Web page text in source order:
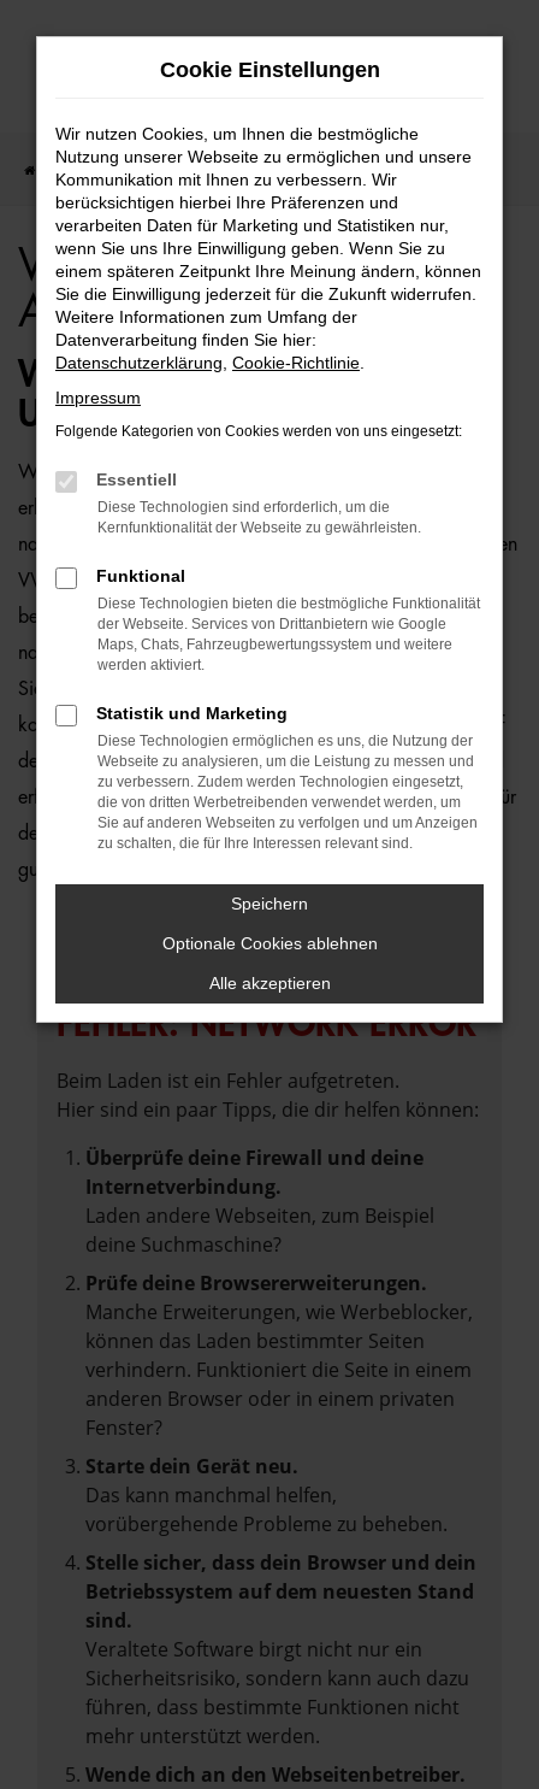
Zum
Startseite Rostock VW VW up! für Rostock Top Angebote
VW up! für Rostock Top
Angebote
WIE WÄRE ES MIT EINEM VW
UP! FÜR ROSTOCK?
Wer zu uns und damit zur Auto-Familie Ostermaier kommt,
erhält viele Vorschläge rund um die Mobilität. Das gilt
natürlich auch für Rostock und Umgebung, wo wir gerne den
VW up! empfehlen. Die Rede ist von einem rundum
bewährten und zuverlässigen Fahrzeug, das perfekt zu
nahezu jedem Anspruch in Rostock passt. Gerne lassen wir
Sie bei uns vor Ort einsteigen oder übernehmen die
komplette Beratung auf digitalem Weg. Der Vorteil liegt auf
der Hand, denn so erhalten Sie Ihren VW up! frei Haus und
erfreuen sich an der direkten Lieferung nach Rostock ohne für
den Autokauf Ihre eigenen vier Wände zu verlassen. Klingt
gut? Dann kontaktieren Sie uns noch heute.
FEHLER: NETWORK ERROR
Beim Laden ist ein Fehler aufgetreten.
Hier sind ein paar Tipps, die dir helfen können:
Überprüfe deine Firewall und deine
Internetverbindung.
Laden andere Webseiten, zum Beispiel
deine Suchmaschine?
Prüfe deine Browsererweiterungen.
Manche Erweiterungen, wie Werbeblocker,
können das Laden bestimmter Seiten
verhindern. Funktioniert die Seite in einem
anderen Browser oder in einem privaten
Fenster?
Starte dein Gerät neu.
Das kann manchmal helfen,
vorübergehende Probleme zu beheben.
Stelle sicher, dass dein Browser und dein
Betriebssystem auf dem neuesten Stand
sind.
Veraltete Software birgt nicht nur ein
Sicherheitsrisiko, sondern kann auch dazu
führen, dass bestimmte Funktionen nicht
mehr unterstützt werden.
Wende dich an den Webseitenbetreiber.
Cookie Einstellungen
Wir nutzen Cookies, um Ihnen die bestmögliche
Nutzung unserer Webseite zu ermöglichen und unsere
Kommunikation mit Ihnen zu verbessern. Wir
berücksichtigen hierbei Ihre Präferenzen und
verarbeiten Daten für Marketing und Statistiken nur,
wenn Sie uns Ihre Einwilligung geben. Wenn Sie zu
einem späteren Zeitpunkt Ihre Meinung ändern, können
Sie die Einwilligung jederzeit für die Zukunft widerrufen.
Weitere Informationen zum Umfang der
Datenverarbeitung finden Sie hier:
Datenschutzerklärung Cookie-Richtlinie
Impressum
Folgende Kategorien von Cookies werden von uns eingesetzt:
Essentiell
Diese Technologien sind erforderlich, um die
Kernfunktionalität der Webseite zu gewährleisten.
Funktional
Diese Technologien bieten die bestmögliche Funktionalität
der Webseite. Services von Drittanbietern wie Google
Maps, Chats, Fahrzeugbewertungssystem und weitere
werden aktiviert.
Statistik und Marketing
Diese Technologien ermöglichen es uns, die Nutzung der
Webseite zu analysieren, um die Leistung zu messen und
zu verbessern. Zudem werden Technologien eingesetzt,
die von dritten Werbetreibenden verwendet werden, um
Sie auf anderen Webseiten zu verfolgen und um Anzeigen
zu schalten, die für Ihre Interessen relevant sind.
Speichern
Optionale Cookies ablehnen
Alle akzeptieren